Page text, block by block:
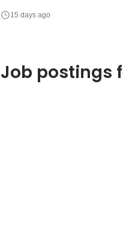
トビラ！」 YouTube: https://
15 days ago
Job postings